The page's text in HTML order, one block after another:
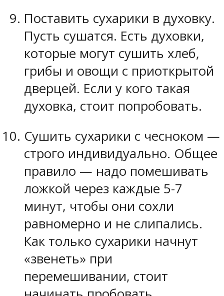
Поставить сухарики в духовку.
Пусть сушатся. Есть духовки,
которые могут сушить хлеб,
грибы и овощи с приоткрытой
дверцей. Если у кого такая
духовка, стоит попробовать.
Сушить сухарики с чесноком —
строго индивидуально. Общее
правило — надо помешивать
ложкой через каждые 5-7
минут, чтобы они сохли
равномерно и не слипались.
Как только сухарики начнут
«звенеть» при
перемешивании, стоит